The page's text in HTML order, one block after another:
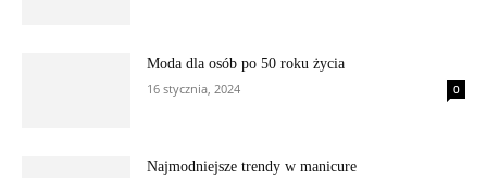
Moda dla osób po 50 roku życia
16 stycznia, 2024
0
Najmodniejsze trendy w manicure